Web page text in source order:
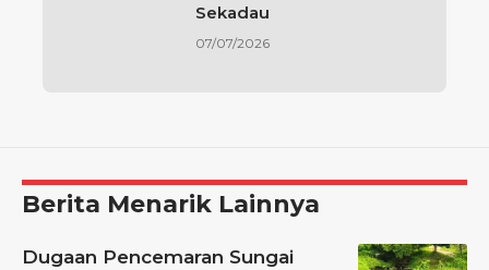
Sekadau
07/07/2026
Berita Menarik Lainnya
Dugaan Pencemaran Sungai